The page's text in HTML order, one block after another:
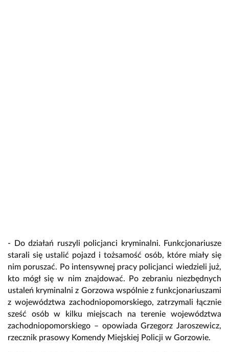
- Do działań ruszyli policjanci kryminalni. Funkcjonariusze
starali się ustalić pojazd i tożsamość osób, które miały się
nim poruszać. Po intensywnej pracy policjanci wiedzieli już,
kto mógł się w nim znajdować. Po zebraniu niezbędnych
ustaleń kryminalni z Gorzowa wspólnie z funkcjonariuszami
z województwa zachodniopomorskiego, zatrzymali łącznie
sześć osób w kilku miejscach na terenie województwa
zachodniopomorskiego – opowiada Grzegorz Jaroszewicz,
rzecznik prasowy Komendy Miejskiej Policji w Gorzowie.